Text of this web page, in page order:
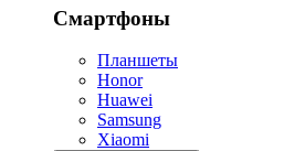
Смартфоны
Планшеты
Honor
Huawei
Samsung
Xiaomi